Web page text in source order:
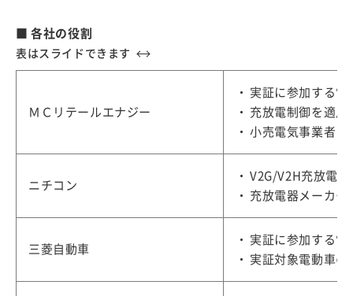
■各社の役割
ＭＣリテールエナジー
実証に参加する電
充放電制御を適用
小売電気事業者と
ニチコン
V2G/V2H充放電器
充放電器メーカー
三菱自動車
実証に参加する電
実証対象電動車の